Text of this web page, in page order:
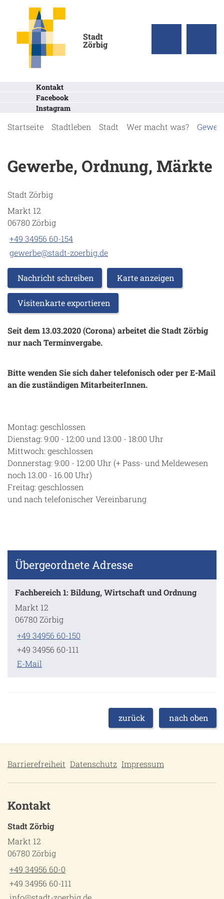
Stadt
Zörbig
Kontakt
Facebook
Instagram
Startseite Stadtleben Stadt Wer macht was?
Gewerbe, Ordnung, Märkte
Stadt Zörbig
Markt 12
06780 Zörbig
+49 34956 60-154
gewerbe@stadt-zoerbig.de
Nachricht schreiben Karte anzeigen
Visitenkarte exportieren
Seit dem 13.03.2020 (Corona) arbeitet die Stadt Zörbig
nur nach Terminvergabe.
Bitte wenden Sie sich daher telefonisch oder per E-Mail
an die zuständigen MitarbeiterInnen.
Montag: geschlossen
Dienstag: 9:00 - 12:00 und 13:00 - 18:00 Uhr
Mittwoch: geschlossen
Donnerstag: 9:00 - 12:00 Uhr (+ Pass- und Meldewesen
noch 13.00 - 16.00 Uhr)
Freitag: geschlossen
und nach telefonischer Vereinbarung
Übergeordnete Adresse
Fachbereich 1: Bildung, Wirtschaft und Ordnung
Markt 12
06780 Zörbig
+49 34956 60-150
+49 34956 60-111
E-Mail
zurück nach oben
Barrierefreiheit Datenschutz Impressum
Kontakt
Stadt Zörbig
Markt 12
06780 Zörbig
+49 34956 60-0
+49 34956 60-111